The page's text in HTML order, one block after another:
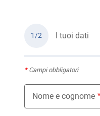
1/2 I tuoi dati
*Campi obbligatori
Nome e cognome